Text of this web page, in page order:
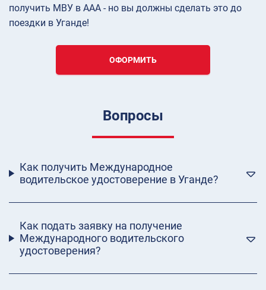
получить МВУ в AAA - но вы должны сделать это до
поездки в Уганде!
ОФОРМИТЬ
Вопросы
Как получить Международное
водительское удостоверение в Уганде?
Как подать заявку на получение
Международного водительского
удостоверения?